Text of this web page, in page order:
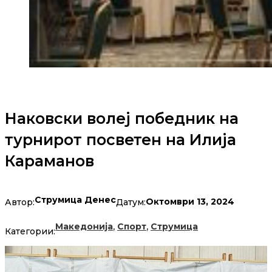
Наковски волеј победник на
турнирот посветен на Илија
Караманов
Автор:Струмица ДенесДатум:Октомври 13, 2024
Категории:Македонија, Спорт, Струмица